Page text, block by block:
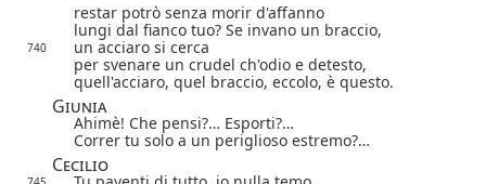
restar potrò senza morir d'affanno
lungi dal fianco tuo? Se invano un braccio,
740
un acciaro si cerca
per svenare un crudel ch'odio e detesto,
quell'acciaro, quel braccio, eccolo, è questo.
Giunia
Ahimè! Che pensi?… Esporti?…
Correr tu solo a un periglioso estremo?…
Cecilio